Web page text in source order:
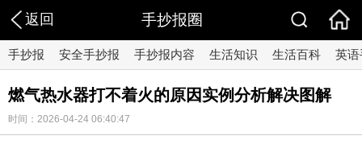
返回 手抄报圈
手抄报 安全手抄报 手抄报内容 生活知识 生活百科 英
燃气热水器打不着火的原因实例分析解决图解
时间：2026-04-24 06:40:47